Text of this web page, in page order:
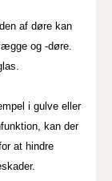
af døre kan
og -døre.
i gulve eller
kan der
at hindre